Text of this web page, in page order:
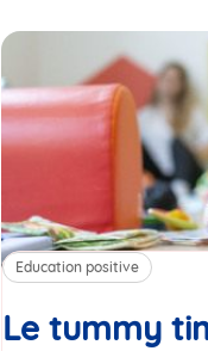
Education positive
Le tummy